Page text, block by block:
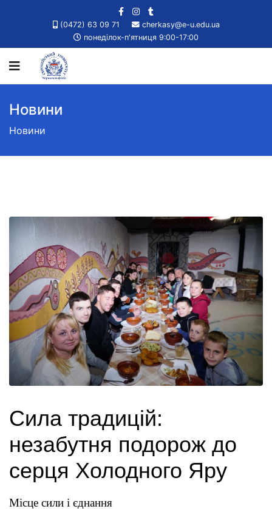
(0472) 63 09 71
cherkasy@e-u.edu.ua
понеділок-п'ятниця 9:00-17:00
Новини
Новини
Сила традицій:
незабутня подорож до
серця Холодного Яру
Місце сили і єднання